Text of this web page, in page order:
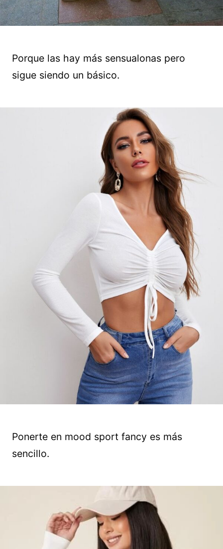
Porque las hay más sensualonas pero
sigue siendo un básico.
Ponerte en mood sport fancy es más
sencillo.